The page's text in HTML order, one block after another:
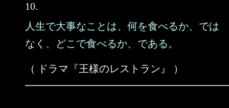
10.
人生で大事なことは、何を食べるか、では
なく、どこで食べるか、である。
（ ドラマ『王様のレストラン』 ）